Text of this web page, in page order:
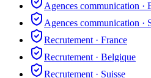
Agences communication ·
Agences communication ·
Recrutement · France
Recrutement · Belgique
Recrutement · Suisse